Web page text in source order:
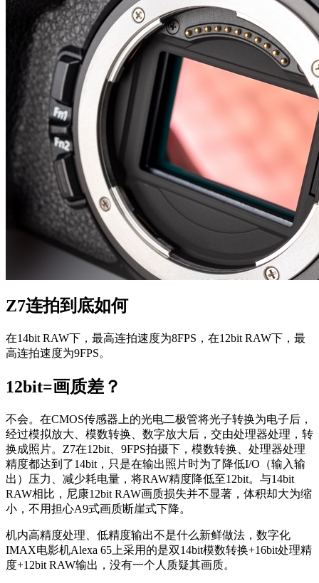
Z7连拍到底如何
在14bit RAW下，最高连拍速度为8FPS，在12bit RAW下，最
高连拍速度为9FPS。
12bit=画质差？
不会。在CMOS传感器上的光电二极管将光子转换为电子后，
经过模拟放大、模数转换、数字放大后，交由处理器处理，转
换成照片。Z7在12bit、9FPS拍摄下，模数转换、处理器处理
精度都达到了14bit，只是在输出照片时为了降低I/O（输入输
出）压力、减少耗电量，将RAW精度降低至12bit。与14bit
RAW相比，尼康12bit RAW画质损失并不显著，体积却大为缩
小，不用担心A9式画质断崖式下降。
机内高精度处理、低精度输出不是什么新鲜做法，数字化
IMAX电影机Alexa 65上采用的是双14bit模数转换+16bit处理精
度+12bit RAW输出，没有一个人质疑其画质。